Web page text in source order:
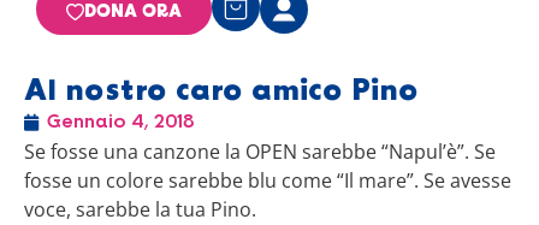
DONA ORA
Al nostro caro amico Pino
Gennaio 4, 2018
Se fosse una canzone la OPEN sarebbe “Napul’è”. Se
fosse un colore sarebbe blu come “Il mare”. Se avesse
voce, sarebbe la tua Pino.